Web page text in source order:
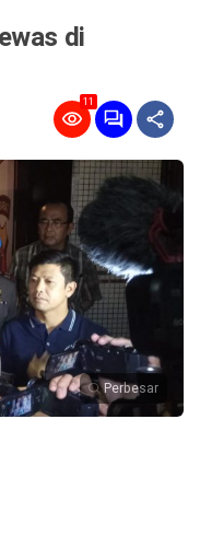
di
11
Perbesar